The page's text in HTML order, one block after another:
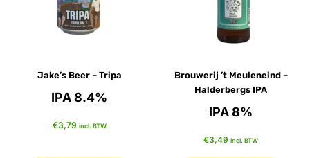
Jake’s Beer – Tripa
IPA 8.4%
€3,79 incl. BTW
Brouwerij ’t Meuleneind –
Halderbergs IPA
IPA 8%
€3,49 incl. BTW